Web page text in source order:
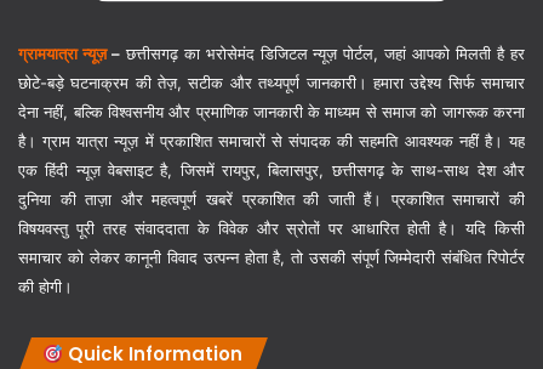
ग्रामयात्रा न्यूज़–छत्तीसगढ़ का भरोसेमंद डिजिटल न्यूज़ पोर्टल, जहां आपको मिलती है हर
छोटे-बड़े घटनाक्रम की तेज़, सटीक और तथ्यपूर्ण जानकारी। हमारा उद्देश्य सिर्फ समाचार
देना नहीं, बल्कि विश्वसनीय और प्रमाणिक जानकारी के माध्यम से समाज को जागरूक करना
है। ग्राम यात्रा न्यूज़ में प्रकाशित समाचारों से संपादक की सहमति आवश्यक नहीं है। यह
एक हिंदी न्यूज़ वेबसाइट है, जिसमें रायपुर, बिलासपुर, छत्तीसगढ़ के साथ-साथ देश और
दुनिया की ताज़ा और महत्वपूर्ण खबरें प्रकाशित की जाती हैं। प्रकाशित समाचारों की
विषयवस्तु पूरी तरह संवाददाता के विवेक और स्रोतों पर आधारित होती है। यदि किसी
समाचार को लेकर कानूनी विवाद उत्पन्न होता है, तो उसकी संपूर्ण जिम्मेदारी संबंधित रिपोर्टर
की होगी।
Quick Information